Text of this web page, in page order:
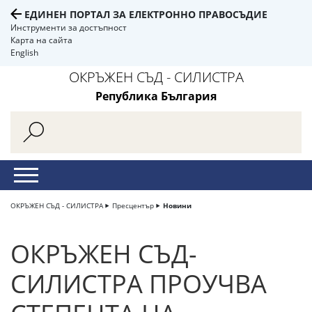
ЕДИНЕН ПОРТАЛ ЗА ЕЛЕКТРОННО ПРАВОСЪДИЕ
Инструменти за достъпност
Карта на сайта
English
ОКРЪЖЕН СЪД - СИЛИСТРА
Република България
ОКРЪЖЕН СЪД - СИЛИСТРА Пресцентър Новини
ОКРЪЖЕН СЪД-
СИЛИСТРА ПРОУЧВА